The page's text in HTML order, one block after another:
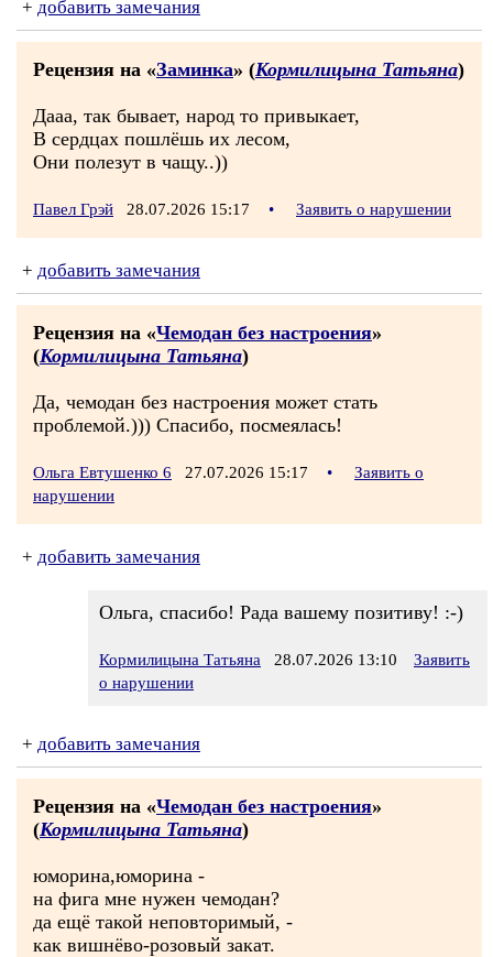
+ добавить замечания
Рецензия на «Заминка» (Кормилицына Татьяна)
Дааа, так бывает, народ то привыкает,
В сердцах пошлёшь их лесом,
Они полезут в чащу..))
Павел Грэй 28.07.2026 15:17 • Заявить о нарушении
+ добавить замечания
Рецензия на «Чемодан без настроения»
(Кормилицына Татьяна)
Да, чемодан без настроения может стать
проблемой.))) Спасибо, посмеялась!
Ольга Евтушенко 6 27.07.2026 15:17 •
Заявить о
нарушении
+ добавить замечания
Ольга, спасибо! Рада вашему позитиву! :-)
Кормилицына Татьяна 28.07.2026 13:10
Заявить
о нарушении
+ добавить замечания
Рецензия на «Чемодан без настроения»
(Кормилицына Татьяна)
юморина,юморина -
на фига мне нужен чемодан?
да ещё такой неповторимый, -
как вишнёво-розовый закат.